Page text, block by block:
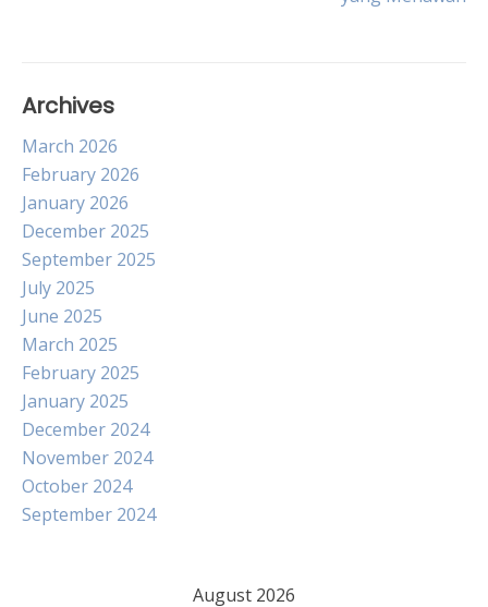
Archives
March 2026
February 2026
January 2026
December 2025
September 2025
July 2025
June 2025
March 2025
February 2025
January 2025
December 2024
November 2024
October 2024
September 2024
August 2026